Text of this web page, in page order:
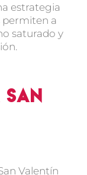
estrategia
permiten a
saturado y
Valentín